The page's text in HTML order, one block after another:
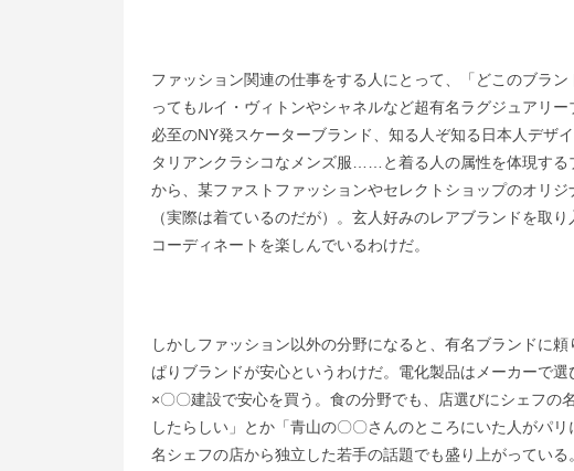
ファッション関連の仕事をする人にとって、「どこのブラ
ってもルイ・ヴィトンやシャネルなど超有名ラグジュアリ
必至のNY発スケーターブランド、知る人ぞ知る日本人デザ
タリアンクラシコなメンズ服……と着る人の属性を体現す
から、某ファストファッションやセレクトショップのオリ
（実際は着ているのだが）。玄人好みのレアブランドを取
コーディネートを楽しんでいるわけだ。
しかしファッション以外の分野になると、有名ブランドに
ぱりブランドが安心というわけだ。電化製品はメーカーで
×〇〇建設で安心を買う。食の分野でも、店選びにシェフの
したらしい」とか「青山の〇〇さんのところにいた人がパ
名シェフの店から独立した若手の話題でも盛り上がっている。